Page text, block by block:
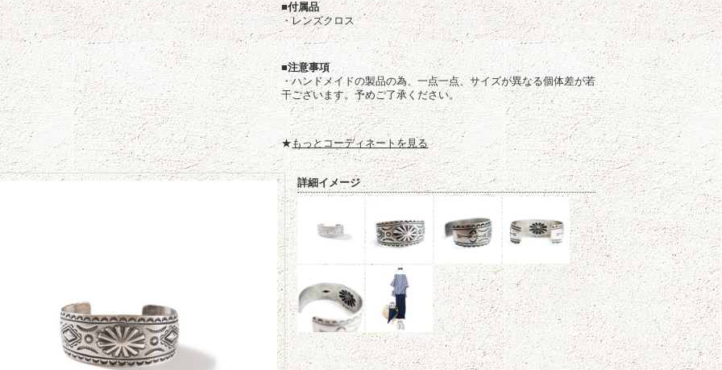
■付属品
・レンズクロス
■注意事項
・ハンドメイドの製品の為、一点一点、サイズが異なる個体差が若
干ございます。予めご了承ください。
★もっとコーディネートを見る
詳細イメージ